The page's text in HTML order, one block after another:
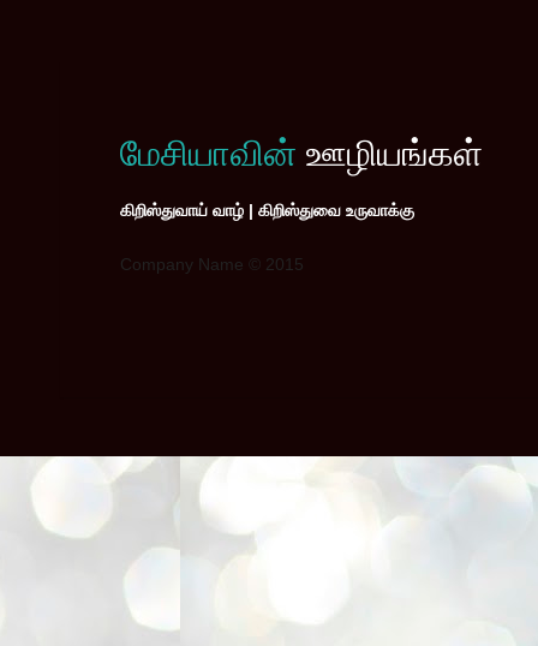
மேசியாவின் ஊழியங்கள்
கிறிஸ்துவாய் வாழ் | கிறிஸ்துவை உருவாக்கு
Company Name © 2015